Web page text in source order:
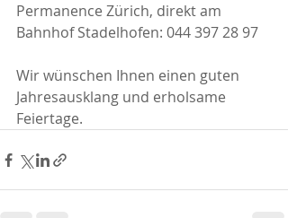
Permanence Zürich, direkt am
Bahnhof Stadelhofen: 044 397 28 97
Wir wünschen Ihnen einen guten
Jahresausklang und erholsame
Feiertage.